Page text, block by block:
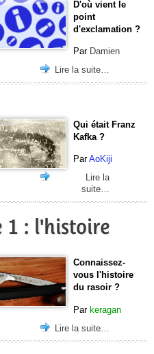
D'où vient le
point
d'exclamation ?
Par Damien
Lire la suite…
Qui était Franz
Kafka ?
ParAoKiji
Lire la
suite…
1 : l'histoire
Connaissez-
vous l'histoire
du rasoir ?
Par keragan
Lire la suite…